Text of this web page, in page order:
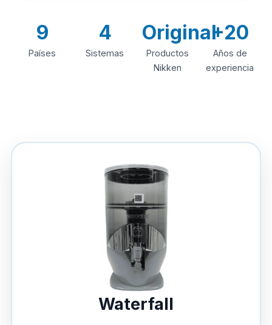
9
Países
4
Sistemas
Original
Productos
Nikken
+20
Años de
experiencia
Waterfall